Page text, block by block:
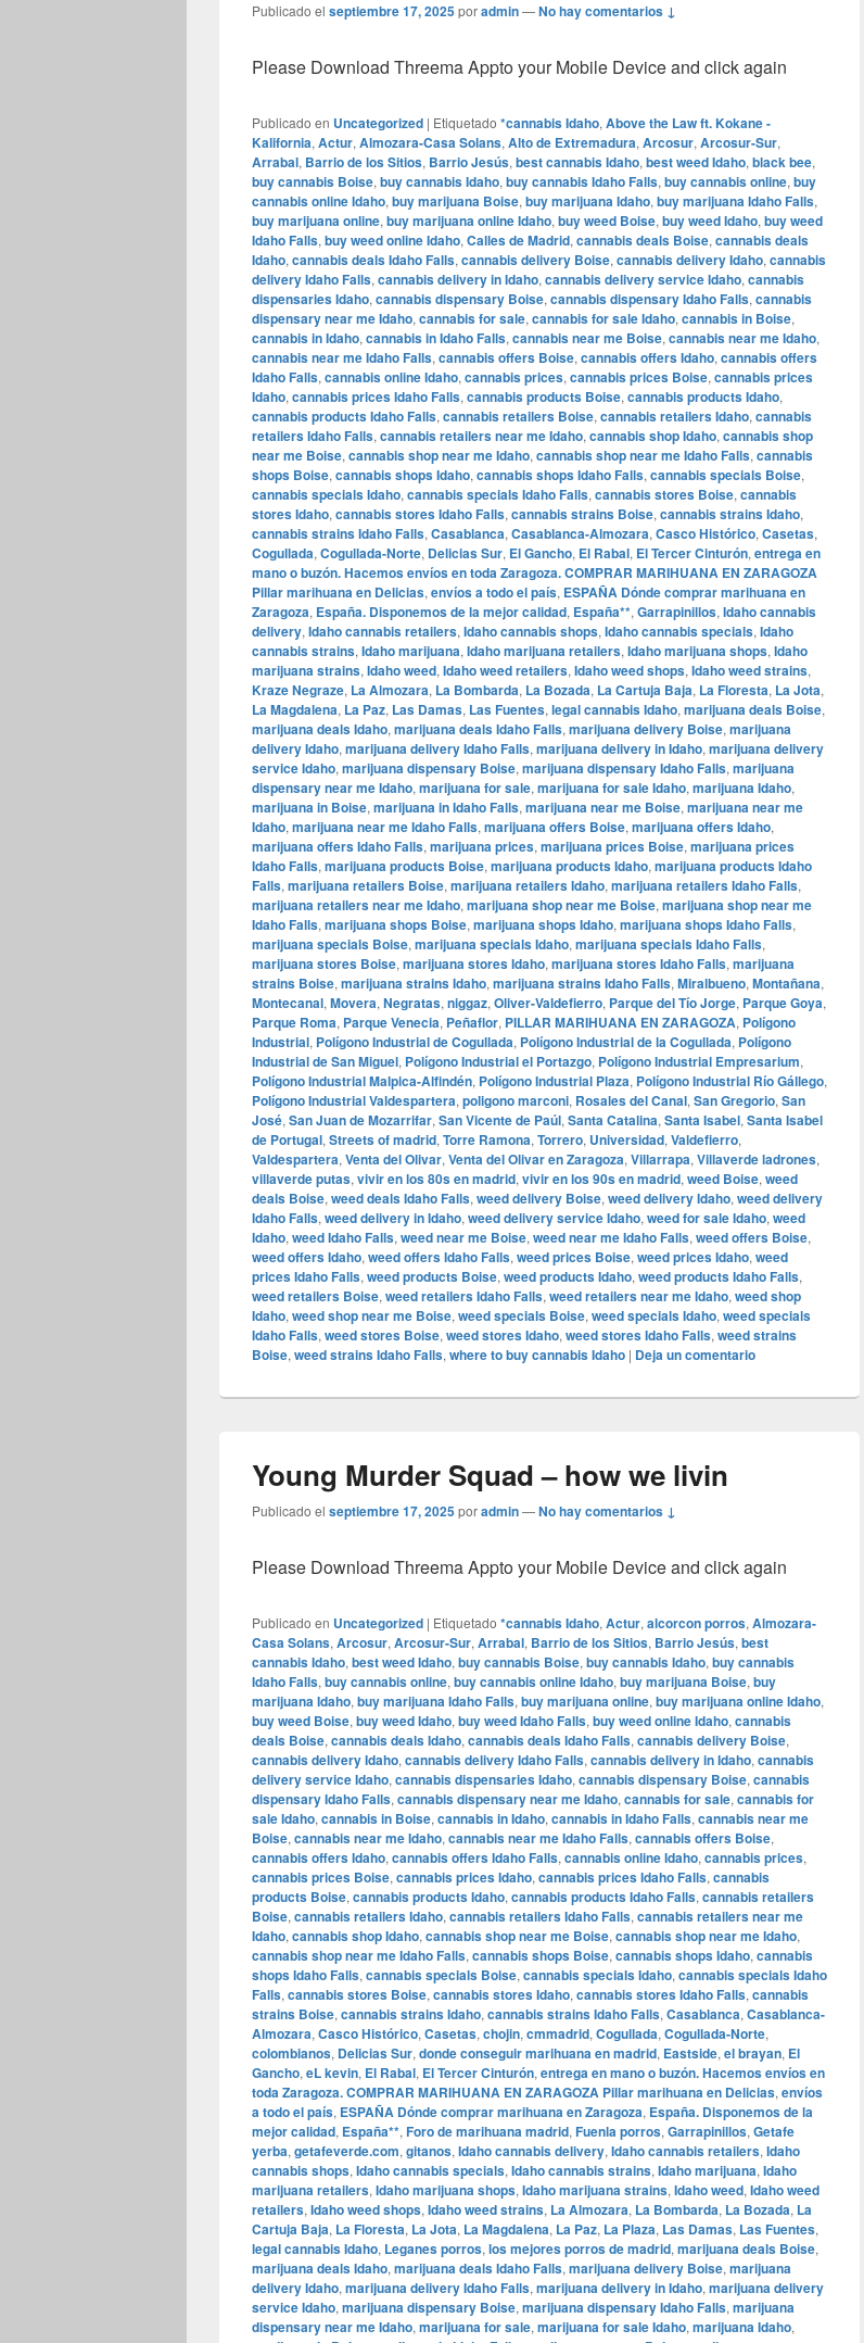
Publicado el septiembre 17, 2025poradmin—No hay comentarios ↓
Please Download Threema Appto your Mobile Device and click again
Publicado en Uncategorized | Etiquetado *cannabis Idaho, Above the Law ft. Kokane -
Kalifornia, Actur, Almozara-Casa Solans, Alto de Extremadura, Arcosur, Arcosur-Sur,
Arrabal, Barrio de los Sitios, Barrio Jesús, best cannabis Idaho, best weed Idaho, black bee,
buy cannabis Boise, buy cannabis Idaho, buy cannabis Idaho Falls, buy cannabis online, buy
cannabis online Idaho, buy marijuana Boise, buy marijuana Idaho, buy marijuana Idaho Falls,
buy marijuana online, buy marijuana online Idaho, buy weed Boise, buy weed Idaho, buy weed
Idaho Falls, buy weed online Idaho, Calles de Madrid, cannabis deals Boise, cannabis deals
Idaho, cannabis deals Idaho Falls, cannabis delivery Boise, cannabis delivery Idaho, cannabis
delivery Idaho Falls, cannabis delivery in Idaho, cannabis delivery service Idaho, cannabis
dispensaries Idaho, cannabis dispensary Boise, cannabis dispensary Idaho Falls, cannabis
dispensary near me Idaho, cannabis for sale, cannabis for sale Idaho, cannabis in Boise,
cannabis in Idaho, cannabis in Idaho Falls, cannabis near me Boise, cannabis near me Idaho,
cannabis near me Idaho Falls, cannabis offers Boise, cannabis offers Idaho, cannabis offers
Idaho Falls, cannabis online Idaho, cannabis prices, cannabis prices Boise, cannabis prices
Idaho, cannabis prices Idaho Falls, cannabis products Boise, cannabis products Idaho,
cannabis products Idaho Falls, cannabis retailers Boise, cannabis retailers Idaho, cannabis
retailers Idaho Falls, cannabis retailers near me Idaho, cannabis shop Idaho, cannabis shop
near me Boise, cannabis shop near me Idaho, cannabis shop near me Idaho Falls, cannabis
shops Boise, cannabis shops Idaho, cannabis shops Idaho Falls, cannabis specials Boise,
cannabis specials Idaho, cannabis specials Idaho Falls, cannabis stores Boise, cannabis
stores Idaho, cannabis stores Idaho Falls, cannabis strains Boise, cannabis strains Idaho,
cannabis strains Idaho Falls, Casablanca, Casablanca-Almozara, Casco Histórico, Casetas,
Cogullada, Cogullada-Norte, Delicias Sur, El Gancho, El Rabal, El Tercer Cinturón, entrega en
mano o buzón. Hacemos envíos en toda Zaragoza. COMPRAR MARIHUANA EN ZARAGOZA
Pillar marihuana en Delicias, envíos a todo el país, ESPAÑA Dónde comprar marihuana en
Zaragoza, España. Disponemos de la mejor calidad, España**, Garrapinillos, Idaho cannabis
delivery, Idaho cannabis retailers, Idaho cannabis shops, Idaho cannabis specials, Idaho
cannabis strains, Idaho marijuana, Idaho marijuana retailers, Idaho marijuana shops, Idaho
marijuana strains, Idaho weed, Idaho weed retailers, Idaho weed shops, Idaho weed strains,
Kraze Negraze, La Almozara, La Bombarda, La Bozada, La Cartuja Baja, La Floresta, La Jota,
La Magdalena, La Paz, Las Damas, Las Fuentes, legal cannabis Idaho, marijuana deals Boise,
marijuana deals Idaho, marijuana deals Idaho Falls, marijuana delivery Boise, marijuana
delivery Idaho, marijuana delivery Idaho Falls, marijuana delivery in Idaho, marijuana delivery
service Idaho, marijuana dispensary Boise, marijuana dispensary Idaho Falls, marijuana
dispensary near me Idaho, marijuana for sale, marijuana for sale Idaho, marijuana Idaho,
marijuana in Boise, marijuana in Idaho Falls, marijuana near me Boise, marijuana near me
Idaho, marijuana near me Idaho Falls, marijuana offers Boise, marijuana offers Idaho,
marijuana offers Idaho Falls, marijuana prices, marijuana prices Boise, marijuana prices
Idaho Falls, marijuana products Boise, marijuana products Idaho, marijuana products Idaho
Falls, marijuana retailers Boise, marijuana retailers Idaho, marijuana retailers Idaho Falls,
marijuana retailers near me Idaho, marijuana shop near me Boise, marijuana shop near me
Idaho Falls, marijuana shops Boise, marijuana shops Idaho, marijuana shops Idaho Falls,
marijuana specials Boise, marijuana specials Idaho, marijuana specials Idaho Falls,
marijuana stores Boise, marijuana stores Idaho, marijuana stores Idaho Falls, marijuana
strains Boise, marijuana strains Idaho, marijuana strains Idaho Falls, Miralbueno, Montañana,
Montecanal, Movera, Negratas, niggaz, Oliver-Valdefierro, Parque del Tío Jorge, Parque Goya,
Parque Roma, Parque Venecia, Peñaflor, PILLAR MARIHUANA EN ZARAGOZA, Polígono
Industrial, Polígono Industrial de Cogullada, Polígono Industrial de la Cogullada, Polígono
Industrial de San Miguel, Polígono Industrial el Portazgo, Polígono Industrial Empresarium,
Polígono Industrial Malpica-Alfindén, Polígono Industrial Plaza, Polígono Industrial Río Gállego,
Polígono Industrial Valdespartera, poligono marconi, Rosales del Canal, San Gregorio, San
José, San Juan de Mozarrifar, San Vicente de Paúl, Santa Catalina, Santa Isabel, Santa Isabel
de Portugal, Streets of madrid, Torre Ramona, Torrero, Universidad, Valdefierro,
Valdespartera, Venta del Olivar, Venta del Olivar en Zaragoza, Villarrapa, Villaverde ladrones,
villaverde putas, vivir en los 80s en madrid, vivir en los 90s en madrid, weed Boise, weed
deals Boise, weed deals Idaho Falls, weed delivery Boise, weed delivery Idaho, weed delivery
Idaho Falls, weed delivery in Idaho, weed delivery service Idaho, weed for sale Idaho, weed
Idaho, weed Idaho Falls, weed near me Boise, weed near me Idaho Falls, weed offers Boise,
weed offers Idaho, weed offers Idaho Falls, weed prices Boise, weed prices Idaho, weed
prices Idaho Falls, weed products Boise, weed products Idaho, weed products Idaho Falls,
weed retailers Boise, weed retailers Idaho Falls, weed retailers near me Idaho, weed shop
Idaho, weed shop near me Boise, weed specials Boise, weed specials Idaho, weed specials
Idaho Falls, weed stores Boise, weed stores Idaho, weed stores Idaho Falls, weed strains
Boise, weed strains Idaho Falls, where to buy cannabis Idaho | Deja un comentario
Young Murder Squad – how we livin
Publicado el septiembre 17, 2025poradmin—No hay comentarios ↓
Please Download Threema Appto your Mobile Device and click again
Publicado en Uncategorized | Etiquetado *cannabis Idaho, Actur, alcorcon porros, Almozara-
Casa Solans, Arcosur, Arcosur-Sur, Arrabal, Barrio de los Sitios, Barrio Jesús, best
cannabis Idaho, best weed Idaho, buy cannabis Boise, buy cannabis Idaho, buy cannabis
Idaho Falls, buy cannabis online, buy cannabis online Idaho, buy marijuana Boise, buy
marijuana Idaho, buy marijuana Idaho Falls, buy marijuana online, buy marijuana online Idaho,
buy weed Boise, buy weed Idaho, buy weed Idaho Falls, buy weed online Idaho, cannabis
deals Boise, cannabis deals Idaho, cannabis deals Idaho Falls, cannabis delivery Boise,
cannabis delivery Idaho, cannabis delivery Idaho Falls, cannabis delivery in Idaho, cannabis
delivery service Idaho, cannabis dispensaries Idaho, cannabis dispensary Boise, cannabis
dispensary Idaho Falls, cannabis dispensary near me Idaho, cannabis for sale, cannabis for
sale Idaho, cannabis in Boise, cannabis in Idaho, cannabis in Idaho Falls, cannabis near me
Boise, cannabis near me Idaho, cannabis near me Idaho Falls, cannabis offers Boise,
cannabis offers Idaho, cannabis offers Idaho Falls, cannabis online Idaho, cannabis prices,
cannabis prices Boise, cannabis prices Idaho, cannabis prices Idaho Falls, cannabis
products Boise, cannabis products Idaho, cannabis products Idaho Falls, cannabis retailers
Boise, cannabis retailers Idaho, cannabis retailers Idaho Falls, cannabis retailers near me
Idaho, cannabis shop Idaho, cannabis shop near me Boise, cannabis shop near me Idaho,
cannabis shop near me Idaho Falls, cannabis shops Boise, cannabis shops Idaho, cannabis
shops Idaho Falls, cannabis specials Boise, cannabis specials Idaho, cannabis specials Idaho
Falls, cannabis stores Boise, cannabis stores Idaho, cannabis stores Idaho Falls, cannabis
strains Boise, cannabis strains Idaho, cannabis strains Idaho Falls, Casablanca, Casablanca-
Almozara, Casco Histórico, Casetas, chojin, cmmadrid, Cogullada, Cogullada-Norte,
colombianos, Delicias Sur, donde conseguir marihuana en madrid, Eastside, el brayan, El
Gancho, eL kevin, El Rabal, El Tercer Cinturón, entrega en mano o buzón. Hacemos envíos en
toda Zaragoza. COMPRAR MARIHUANA EN ZARAGOZA Pillar marihuana en Delicias, envíos
a todo el país, ESPAÑA Dónde comprar marihuana en Zaragoza, España. Disponemos de la
mejor calidad, España**, Foro de marihuana madrid, Fuenla porros, Garrapinillos, Getafe
yerba, getafeverde.com, gitanos, Idaho cannabis delivery, Idaho cannabis retailers, Idaho
cannabis shops, Idaho cannabis specials, Idaho cannabis strains, Idaho marijuana, Idaho
marijuana retailers, Idaho marijuana shops, Idaho marijuana strains, Idaho weed, Idaho weed
retailers, Idaho weed shops, Idaho weed strains, La Almozara, La Bombarda, La Bozada, La
Cartuja Baja, La Floresta, La Jota, La Magdalena, La Paz, La Plaza, Las Damas, Las Fuentes,
legal cannabis Idaho, Leganes porros, los mejores porros de madrid, marijuana deals Boise,
marijuana deals Idaho, marijuana deals Idaho Falls, marijuana delivery Boise, marijuana
delivery Idaho, marijuana delivery Idaho Falls, marijuana delivery in Idaho, marijuana delivery
service Idaho, marijuana dispensary Boise, marijuana dispensary Idaho Falls, marijuana
dispensary near me Idaho, marijuana for sale, marijuana for sale Idaho, marijuana Idaho,